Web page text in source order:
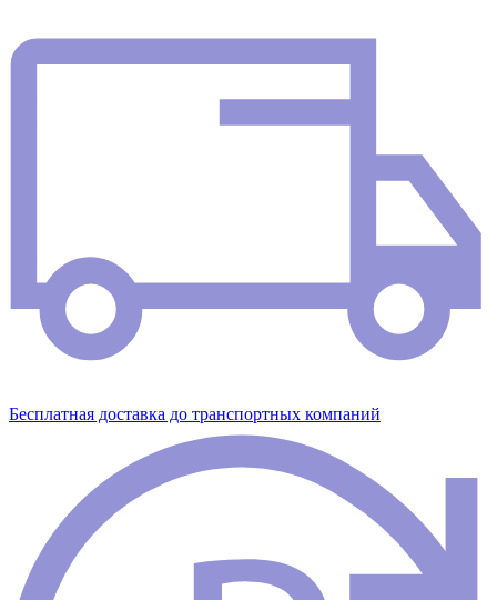
Бесплатная доставка до транспортных компаний